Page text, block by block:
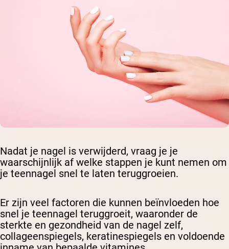
Nadat je nagel is verwijderd, vraag je je
waarschijnlijk af welke stappen je kunt nemen om
je teennagel snel te laten teruggroeien.
Er zijn veel factoren die kunnen beïnvloeden hoe
snel je teennagel teruggroeit, waaronder de
sterkte en gezondheid van de nagel zelf,
collageenspiegels, keratinespiegels en voldoende